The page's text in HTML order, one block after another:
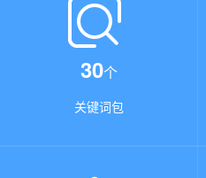
30个
关键词包